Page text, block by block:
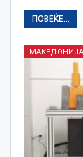
ПОВЕЌЕ...
МАКЕДОНИЈА